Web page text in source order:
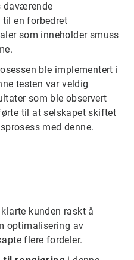
daværende
til en forbedret
som inneholder smuss
ble implementert i
testen var veldig
som ble observert
til at selskapet skiftet
med denne.
klarte kunden raskt å
optimalisering av
flere fordeler.